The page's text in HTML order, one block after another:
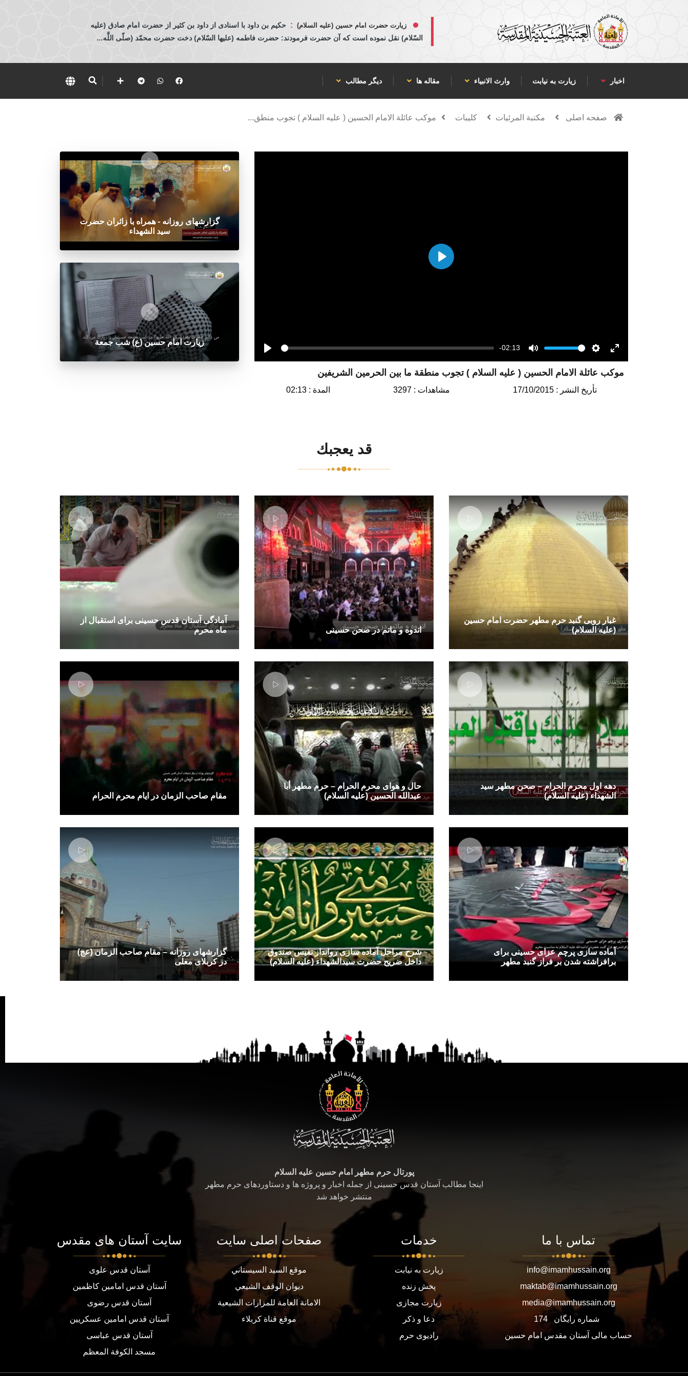
زیارت حضرت امام حسین (علیه السلام) : حكيم بن داود با اسنادی از داود بن كثير از حضرت امام صادق (عليه
السّلام) نقل نموده است كه آن حضرت فرمودند: حضرت فاطمه (عليها السّلام) دخت حضرت محمّد (صلّى اللَّه...
اخبار زیارت به نیابت وارث الانبياء مقاله ها دیگر مطالب
صفحه اصلی مكتبة المرئيات كليبات موكب عائلة الامام الحسين ( عليه السلام ) تجوب منطق...
Play
Play
Seek -02:13
Mute
Volume
Settings
Enter
fullscreenموكب عائلة الامام الحسين ( عليه السلام ) تجوب منطقة ما بين الحرمين الشريفين
تأريخ النشر : 17/10/2015 مشاهدات : 3297 المدة : 02:13
گزارشهای روزانه - همراه با زائران حضرت
سید الشهداء
زيارت امام حسين (ع) شب جمعة
قد يعجبك
غبار روبی گنبد حرم مطهر حضرت امام حسین
(علیه السلام)
اندوه و ماتم در صحن حسینی
آمادگی آستان قدس حسینی برای استقبال از
ماه محرم
دهه اول محرم الحرام – صحن مطهر سید
الشهداء (علیه السلام)
حال و هوای محرم الحرام – حرم مطهر أبا
عبدالله الحسین (علیه السلام)
مقام صاحب الزمان در ایام محرم الحرام
آماده سازی پرچم عزای حسینی برای
برافراشته شدن بر فراز گنبد مطهر
شرح مراحل آماده سازی روانداز نفیس صندوق
داخل ضریح حضرت سیدالشهداء (علیه السلام)
گزارشهای روزانه – مقام صاحب الزمان (عج)
در کربلای معلی
پورتال حرم مطهر امام حسین علیه السلام
اینجا مطالب آستان قدس حسینی از جمله اخبار و پروژه ها و دستاوردهای حرم مطهر
منتشر خواهد شد
تماس با ما
info@imamhussain.org
maktab@imamhussain.org
media@imamhussain.org
شماره رایگان
174
حساب مالی آستان مقدس امام حسین
خدمات
زیارت به نیابت
پخش زنده
زیارت مجازی
دعا و ذکر
رادیوی حرم
صفحات اصلی سایت
موقع السيد السيستاني
ديوان الوقف الشيعي
الامانة العامة للمزارات الشيعية
موقع قناة كربلاء
سایت آستان های مقدس
آستان قدس علوی
آستان قدس امامین کاظمین
آستان قدس رضوی
آستان قدس امامین عسکریین
آستان قدس عباسی
مسجد الكوفة المعظم